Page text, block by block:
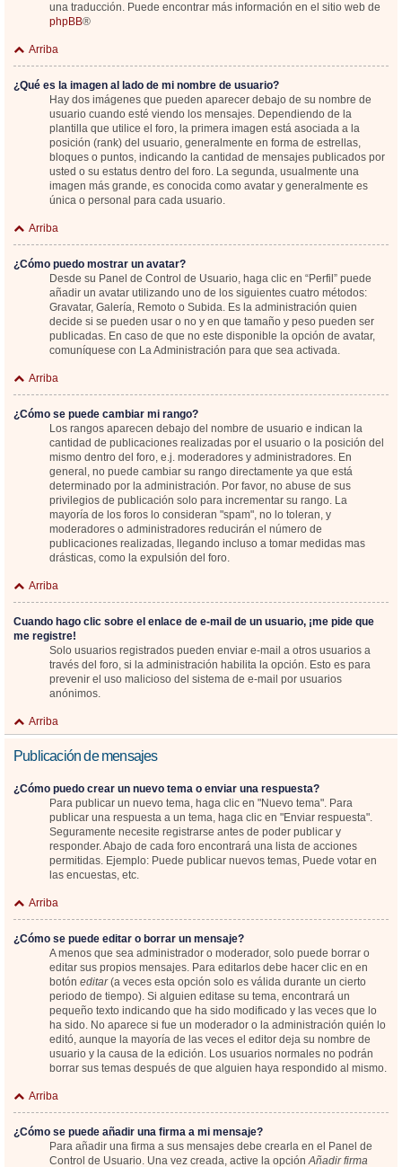
una traducción. Puede encontrar más información en el sitio web de
phpBB®
Arriba
¿Qué es la imagen al lado de mi nombre de usuario?
Hay dos imágenes que pueden aparecer debajo de su nombre de
usuario cuando esté viendo los mensajes. Dependiendo de la
plantilla que utilice el foro, la primera imagen está asociada a la
posición (rank) del usuario, generalmente en forma de estrellas,
bloques o puntos, indicando la cantidad de mensajes publicados por
usted o su estatus dentro del foro. La segunda, usualmente una
imagen más grande, es conocida como avatar y generalmente es
única o personal para cada usuario.
Arriba
¿Cómo puedo mostrar un avatar?
Desde su Panel de Control de Usuario, haga clic en “Perfil” puede
añadir un avatar utilizando uno de los siguientes cuatro métodos:
Gravatar, Galería, Remoto o Subida. Es la administración quien
decide si se pueden usar o no y en que tamaño y peso pueden ser
publicadas. En caso de que no este disponible la opción de avatar,
comuníquese con La Administración para que sea activada.
Arriba
¿Cómo se puede cambiar mi rango?
Los rangos aparecen debajo del nombre de usuario e indican la
cantidad de publicaciones realizadas por el usuario o la posición del
mismo dentro del foro, e.j. moderadores y administradores. En
general, no puede cambiar su rango directamente ya que está
determinado por la administración. Por favor, no abuse de sus
privilegios de publicación solo para incrementar su rango. La
mayoría de los foros lo consideran "spam", no lo toleran, y
moderadores o administradores reducirán el número de
publicaciones realizadas, llegando incluso a tomar medidas mas
drásticas, como la expulsión del foro.
Arriba
Cuando hago clic sobre el enlace de e-mail de un usuario, ¡me pide que
me registre!
Solo usuarios registrados pueden enviar e-mail a otros usuarios a
través del foro, si la administración habilita la opción. Esto es para
prevenir el uso malicioso del sistema de e-mail por usuarios
anónimos.
Arriba
Publicación de mensajes
¿Cómo puedo crear un nuevo tema o enviar una respuesta?
Para publicar un nuevo tema, haga clic en "Nuevo tema". Para
publicar una respuesta a un tema, haga clic en "Enviar respuesta".
Seguramente necesite registrarse antes de poder publicar y
responder. Abajo de cada foro encontrará una lista de acciones
permitidas. Ejemplo: Puede publicar nuevos temas, Puede votar en
las encuestas, etc.
Arriba
¿Cómo se puede editar o borrar un mensaje?
A menos que sea administrador o moderador, solo puede borrar o
editar sus propios mensajes. Para editarlos debe hacer clic en en
botón editar(a veces esta opción solo es válida durante un cierto
periodo de tiempo). Si alguien editase su tema, encontrará un
pequeño texto indicando que ha sido modificado y las veces que lo
ha sido. No aparece si fue un moderador o la administración quién lo
editó, aunque la mayoría de las veces el editor deja su nombre de
usuario y la causa de la edición. Los usuarios normales no podrán
borrar sus temas después de que alguien haya respondido al mismo.
Arriba
¿Cómo se puede añadir una firma a mi mensaje?
Para añadir una firma a sus mensajes debe crearla en el Panel de
Control de Usuario. Una vez creada, active la opciónAñadir firma